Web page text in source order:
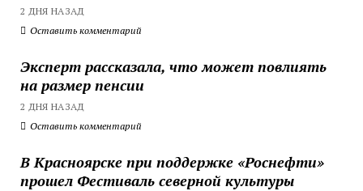
2 ДНЯ НАЗАД
Оставить комментарий
Эксперт рассказала, что может повлиять
на размер пенсии
2 ДНЯ НАЗАД
Оставить комментарий
В Красноярске при поддержке «Роснефти»
прошел Фестиваль северной культуры